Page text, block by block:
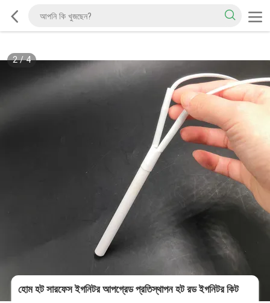
2/4
হোম হট সারফেস ইগনিটর আপগ্রেড প্রতিস্থাপন হট রড ইগনিটর কিট